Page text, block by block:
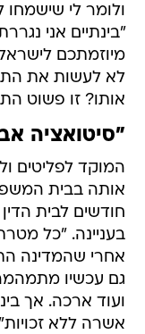
ולומר לי
"בינתיים אני
מיוזמתכם
לא לעשות את
אותו? זו פשוט
"סיטואציה
המוקד לפליטים
אותה בבית
חודשים לבית
בעניינה. "כל
אחרי שהמדינה
גם עכשיו
ועוד ארכה. אך
אשרה ללא